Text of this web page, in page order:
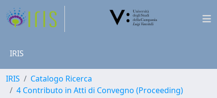
IRIS
IRIS
Catalogo Ricerca
4 Contributo in Atti di Convegno (Proceeding)